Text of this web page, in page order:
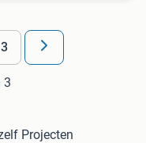
3
3
Projecten